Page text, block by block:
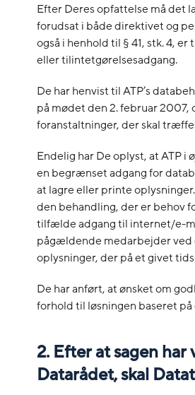
Efter Deres opfattelse må det
forudsat i både direktivet og
også i henhold til § 41, stk. 4,
eller tilintetgørelsesadgang.
De har henvist til ATP’s
på mødet den 2. februar
foranstaltninger, der skal
Endelig har De oplyst, at ATP
en begrænset adgang for
at lagre eller printe
den behandling, der er behov
tilfælde adgang til internet/e-
pågældende medarbejder ved
oplysninger, der på et givet
De har anført, at ønsket om
forhold til løsningen baseret
2. Efter at sagen
Datarådet, skal